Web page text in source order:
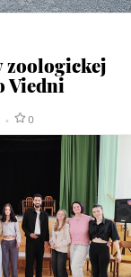
zoologickej
Viedni
0